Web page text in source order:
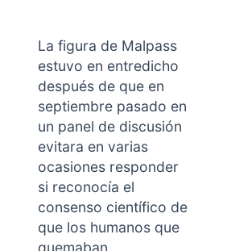
La figura de Malpass
estuvo en entredicho
después de que en
septiembre pasado en
un panel de discusión
evitara en varias
ocasiones responder
si reconocía el
consenso científico de
que los humanos que
quemaban